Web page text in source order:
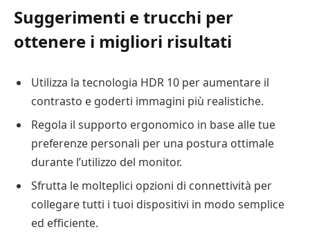
Suggerimenti e trucchi per
ottenere i migliori risultati
Utilizza la tecnologia HDR 10 per aumentare il
contrasto e goderti immagini più realistiche.
Regola il supporto ergonomico in base alle tue
preferenze personali per una postura ottimale
durante l’utilizzo del monitor.
Sfrutta le molteplici opzioni di connettività per
collegare tutti i tuoi dispositivi in modo semplice
ed efficiente.